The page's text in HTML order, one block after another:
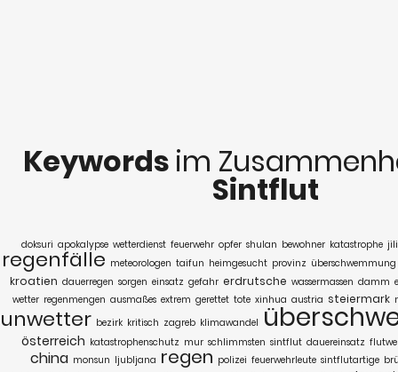
Keywords im
Sintflut
doksuri apokalypse wetterdienst feuerwehr opfer shulan bewohner katastrophe
regenfälle meteorologen taifun heimgesucht provinz überschwemmung
kroatien dauerregen sorgen einsatz gefahr erdrutsche wassermassen damm
wetter regenmengen ausmaßes extrem gerettet tote xinhua austria steiermark
unwetter bezirk kritisch zagreb klimawandel
österreich katastrophenschutz mur schlimmsten sintflut dauereinsatz
china monsun ljubljana regen polizei feuerwehrleute sintflutartige